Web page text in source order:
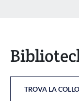
TROVA LA